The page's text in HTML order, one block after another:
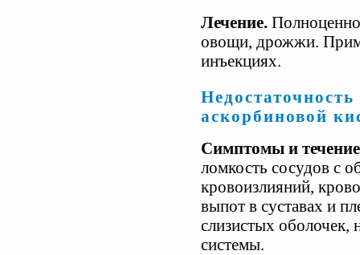
Лечение.
овощи, дрожжи.
инъекциях.
аскорбиновой
Симптомы и
ломкость сосудов с
кровоизлияний,
выпот в суставах и
слизистых оболочек,
системы.